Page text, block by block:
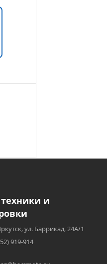
и
ул. Баррикад, 24А/1
919-914